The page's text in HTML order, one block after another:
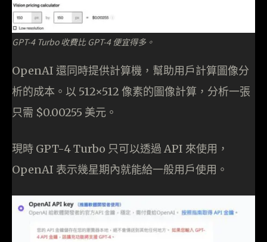
GPT-4 Turbo 收費比 GPT-4 便宜得多。
OpenAI 還同時提供計算機，幫助用戶計算圖像分
析的成本。以 512×512 像素的圖像計算，分析一張
只需 $0.00255 美元。
現時 GPT-4 Turbo 只可以透過 API 來使用，
OpenAI 表示幾星期內就能給一般用戶使用。